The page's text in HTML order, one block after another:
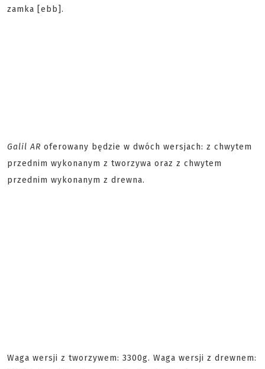
zamka [ebb].
Galil AR oferowany będzie w dwóch wersjach: z chwytem
przednim wykonanym z tworzywa oraz z chwytem
przednim wykonanym z drewna.
Waga wersji z tworzywem: 3300g. Waga wersji z drewnem: